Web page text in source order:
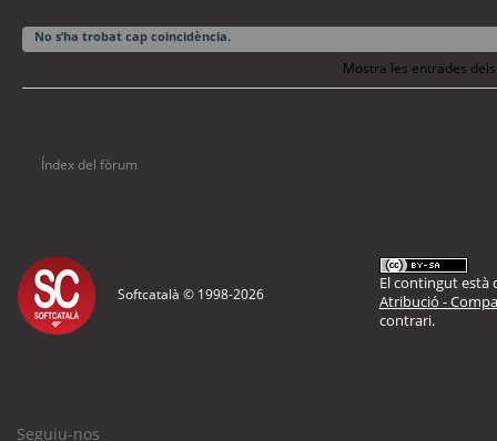
No s’ha trobat cap coincidència.
Mostra les entrades
Índex del fòrum
Softcatalà © 1998-2026
El contingut està
Atribució -
contrari.
Seguiu-nos